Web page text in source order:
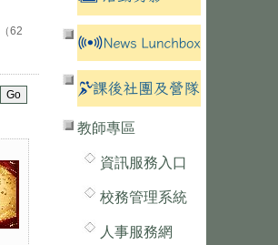
（62
教師專區
資訊服務入口
校務管理系統
人事服務網